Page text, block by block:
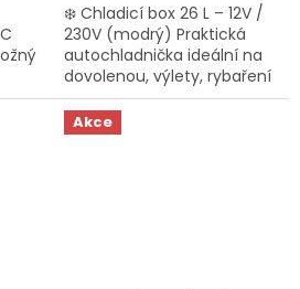
5
hvězdiček.
❄️ Chladicí box 26 L – 12V /
230V (modrý) Praktická
autochladnička ideální na
dovolenou, výlety, rybaření
i festivaly. Díky napájení z 12
V autozásuvky i klasické
sítě 230 V ji...
Akce